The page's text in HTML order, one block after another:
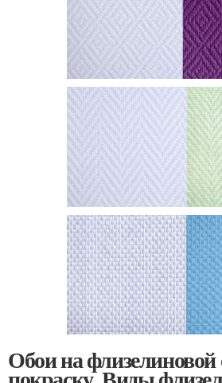
Обои на флизелиновой